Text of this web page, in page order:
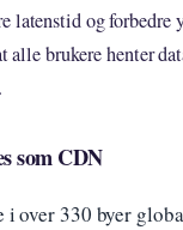
latenstid og forbedre
brukere henter
som CDN
i over 330 byer